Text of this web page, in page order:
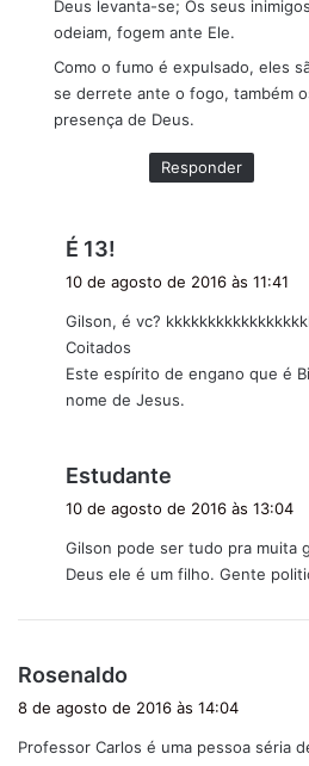
Deus levanta-se; Os seus
odeiam, fogem ante Ele.
Como o fumo é expulsado, eles
se derrete ante o fogo, também
presença de Deus.
Responder
É 13!
s
e
:
10 de agosto de 2016 às 11:41
Gilson, é vc?
Coitados
Este espírito de engano que é
nome de Jesus.
Estudante
s
e
10 de agosto de 2016 às 13:04
Gilson pode ser tudo pra muita
Deus ele é um filho. Gente
Rosenaldo
s
8 de agosto de 2016 às 14:04
Professor Carlos é uma pessoa séria